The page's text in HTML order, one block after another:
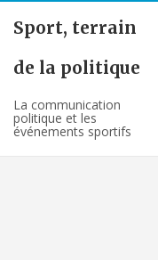
Sport, terrain
de la politique
La communication
politique et les
événements sportifs